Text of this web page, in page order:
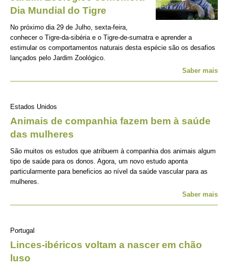
Dia Mundial do Tigre
No próximo dia 29 de Julho, sexta-feira,
conhecer o Tigre-da-sibéria e o Tigre-de-sumatra e aprender a
estimular os comportamentos naturais desta espécie são os desafios
lançados pelo Jardim Zoológico.
Saber mais
Estados Unidos
Animais de companhia fazem bem à saúde
das mulheres
São muitos os estudos que atribuem à companhia dos animais algum
tipo de saúde para os donos. Agora, um novo estudo aponta
particularmente para beneficios ao nível da saúde vascular para as
mulheres.
Saber mais
Portugal
Linces-ibéricos voltam a nascer em chão
luso